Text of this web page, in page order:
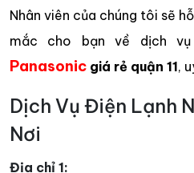
Nhân viên của chúng tôi sẽ
mắc cho bạn về dịch vụ
Panasonic giá rẻ quận 11,
Dịch Vụ Điện Lạnh
Nơi
Địa chỉ 1: